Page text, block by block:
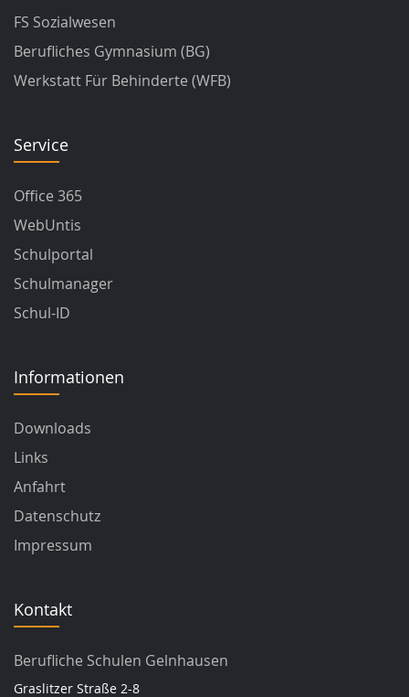
FS Sozialwesen
Berufliches Gymnasium (BG)
Werkstatt Für Behinderte (WFB)
Service
Office 365
WebUntis
Schulportal
Schulmanager
Schul-ID
Informationen
Downloads
Links
Anfahrt
Datenschutz
Impressum
Kontakt
Berufliche Schulen Gelnhausen
Graslitzer Straße 2-8